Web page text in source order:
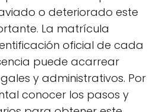
o deteriorado este
La matrícula
oficial de cada
puede acarrear
y administrativos. Por
conocer los pasos y